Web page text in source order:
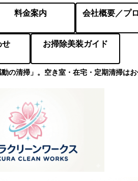
の清掃」。空き室・在宅・定期清掃はお
料金案内
せ お掃除美装ガイド